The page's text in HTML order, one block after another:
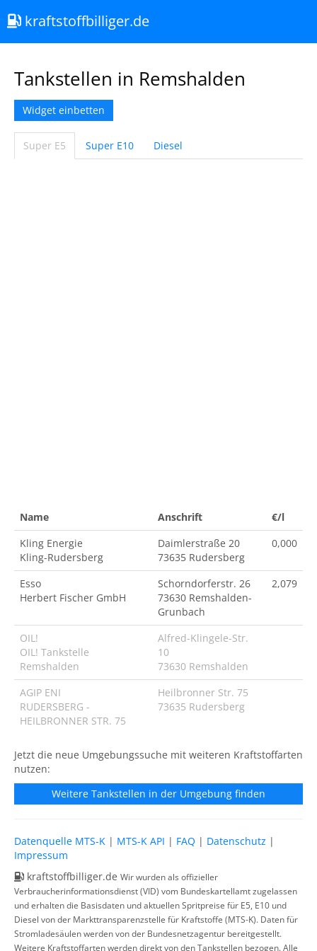
kraftstoffbilliger.de
Tankstellen in Remshalden
Widget einbetten
Super E5 Super E10 Diesel
Name Anschrift
€/l
Kling Energie
Kling-Rudersberg
Daimlerstraße 20
73635 Rudersberg
0,000
Esso
Herbert Fischer GmbH
Schorndorferstr. 26
73630 Remshalden-
Grunbach
2,079
OIL!
OIL! Tankstelle
Remshalden
Alfred-Klingele-Str.
10
73630 Remshalden
AGIP ENI
RUDERSBERG -
HEILBRONNER STR. 75
Heilbronner Str. 75
73635 Rudersberg
Jetzt die neue Umgebungssuche mit weiteren Kraftstoffarten
nutzen:
Weitere Tankstellen in der Umgebung finden
Datenquelle MTS-K | MTS-K API | FAQ | Datenschutz |
Impressum
kraftstoffbilliger.de Wir wurden als offizieller
Verbraucherinformationsdienst (VID) vom Bundeskartellamt zugelassen
und erhalten die Basisdaten und aktuellen Spritpreise für E5, E10 und
Diesel von der Markttransparenzstelle für Kraftstoffe (MTS-K). Daten für
Stromladesäulen werden von der Bundesnetzagentur bereitgestellt.
Weitere Kraftstoffarten werden direkt von den Tankstellen bezogen. Alle